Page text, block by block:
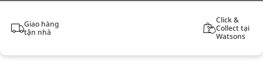
Giao hàng
tận nhà
Click &
Collect tại
Watsons